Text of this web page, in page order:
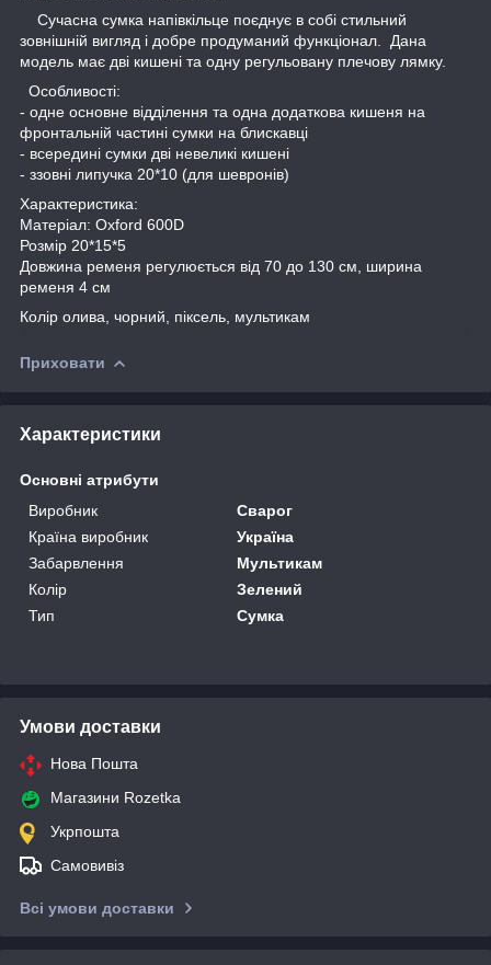
Сучасна сумка напівкільце поєднує в собі стильний
зовнішній вигляд і добре продуманий функціонал. Дана
модель має дві кишені та одну регульовану плечову лямку.
Особливості:
- одне основне відділення та одна додаткова кишеня на
фронтальній частині сумки на блискавці
- всередині сумки дві невеликі кишені
- ззовні липучка 20*10 (для шевронів)
Характеристика:
Матеріал: Oxford 600D
Розмір 20*15*5
Довжина ременя регулюється від 70 до 130 см, ширина
ременя 4 см
Колір олива, чорний, піксель, мультикам
Приховати
Характеристики
Основні атрибути
Виробник
Сварог
Країна виробник
Україна
Забарвлення
Мультикам
Колір
Зелений
Тип
Сумка
Умови доставки
Нова Пошта
Магазини Rozetka
Укрпошта
Самовивіз
Всі умови доставки